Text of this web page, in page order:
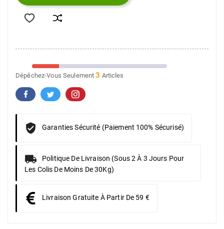
Dépêchez-Vous Seulement3 Articles
Garanties Sécurité (Paiement 100% Sécurisé)
Politique De Livraison (sous 2 À 3 Jours Pour
Les Colis De Moins De 30Kg)
Livraison Gratuite À Partir De 59 €